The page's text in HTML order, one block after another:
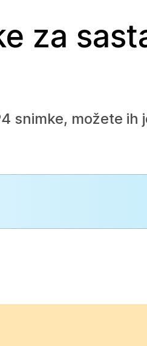
za
snimke, možete ih